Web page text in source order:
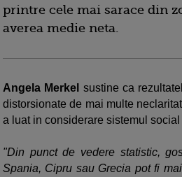
printre cele mai sarace din
averea medie neta.
Angela Merkel sustine ca
distorsionate de mai multe
a luat in considerare sistemul
"Din punct de vedere statistic,
Spania, Cipru sau Grecia pot fi